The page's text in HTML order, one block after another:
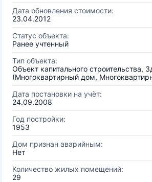
Дата обновления стоимости:
23.04.2012
Статус объекта:
Ранее учтенный
Тип объекта:
Объект капитального строительства,
(Многоквартирный дом,
Дата постановки на учёт:
24.09.2008
Год постройки:
1953
Дом признан аварийным:
Нет
Количество жилых помещений:
29